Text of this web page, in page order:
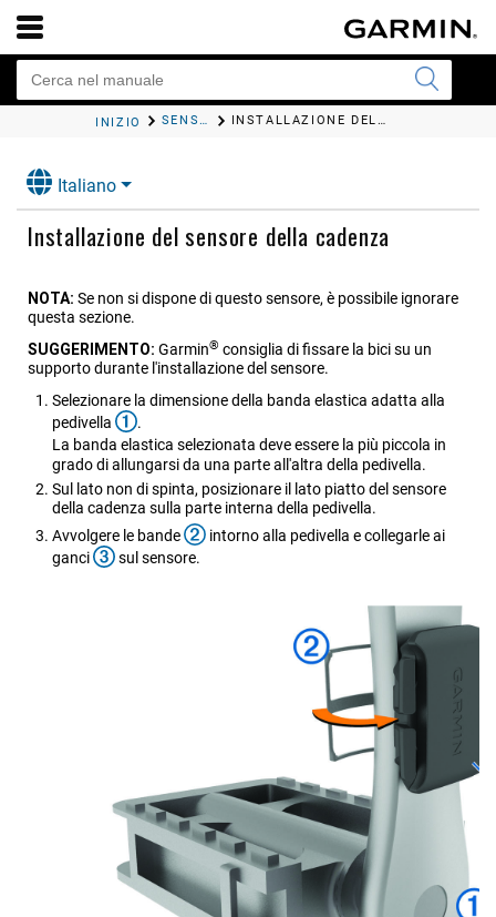
INIZIO SENSORI WIRELESS INSTALLAZIONE DEL SENSORE DELLA CADENZA
Italiano
Installazione del sensore della cadenza
NOTA: Se non si dispone di questo sensore, è possibile ignorare
questa sezione.
SUGGERIMENTO: Garmin® consiglia di fissare la bici su un
supporto durante l'installazione del sensore.
Selezionare la dimensione della banda elastica adatta alla
pedivella
.
La banda elastica selezionata deve essere la più piccola in
grado di allungarsi da una parte all'altra della pedivella.
Sul lato non di spinta, posizionare il lato piatto del sensore
della cadenza sulla parte interna della pedivella.
Avvolgere le bande
intorno alla pedivella e collegarle ai
ganci
sul sensore.